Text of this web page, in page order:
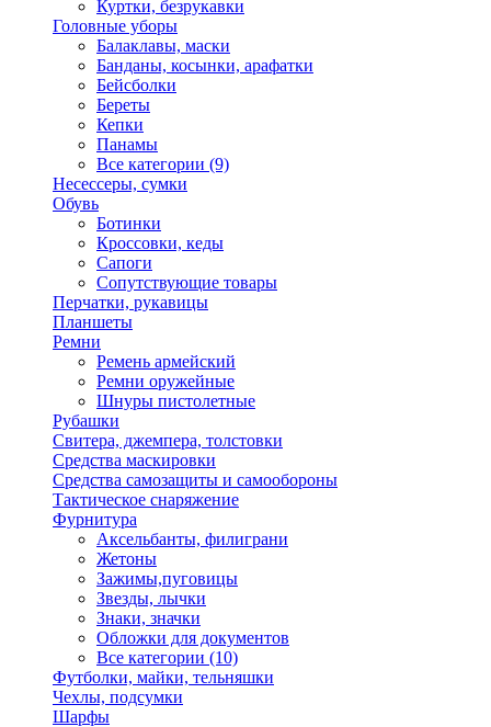
Куртки, безрукавки
Головные уборы
Балаклавы, маски
Банданы, косынки, арафатки
Бейсболки
Береты
Кепки
Панамы
Все категории (9)
Несессеры, сумки
Обувь
Ботинки
Кроссовки, кеды
Сапоги
Сопутствующие товары
Перчатки, рукавицы
Планшеты
Ремни
Ремень армейский
Ремни оружейные
Шнуры пистолетные
Рубашки
Свитера, джемпера, толстовки
Средства маскировки
Средства самозащиты и самообороны
Тактическое снаряжение
Фурнитура
Аксельбанты, филиграни
Жетоны
Зажимы,пуговицы
Звезды, лычки
Знаки, значки
Обложки для документов
Все категории (10)
Футболки, майки, тельняшки
Чехлы, подсумки
Шарфы